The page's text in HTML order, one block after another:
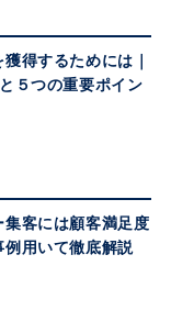
得するためには｜
５つの重要ポイン
集客には顧客満足度
例用いて徹底解説